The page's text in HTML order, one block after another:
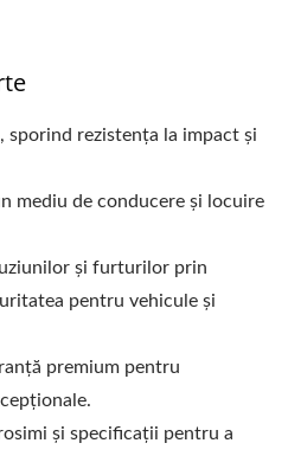
rezistența la impact și
mediu de conducere și locuire
și furturilor prin
pentru vehicule și
premium pentru
și specificații pentru a